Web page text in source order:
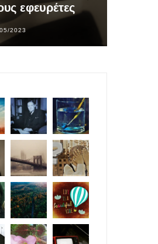
εφευρέτες
2023